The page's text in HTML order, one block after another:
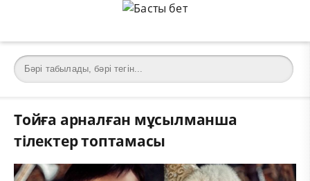
Тойға арналған мұсылманша
тілектер топтамасы